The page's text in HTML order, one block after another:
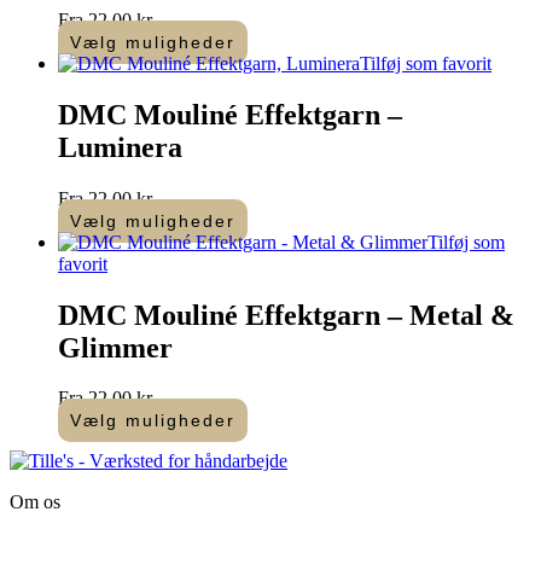
Fra22,00kr.
Vælg muligheder
Dette
har
flere
varianter.
kan
vælges
på
varesiden
Tilføj som favorit
DMC Mouliné Effektgarn –
Luminera
Fra22,00kr.
Vælg muligheder
Dette
vare
flere
varianter.
Mulighederne
vælges
på
varesiden
Tilføj som
favorit
DMC Mouliné Effektgarn – Metal &
Glimmer
Fra22,00kr.
Vælg muligheder
Dette
vare
flere
Om os